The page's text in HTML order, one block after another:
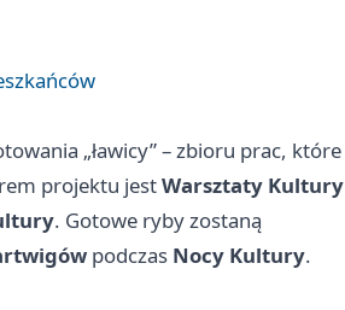
„ławicy” – zbioru prac, które
projektu jestWarsztaty Kultury
. Gotowe ryby zostaną
podczas Nocy Kultury.